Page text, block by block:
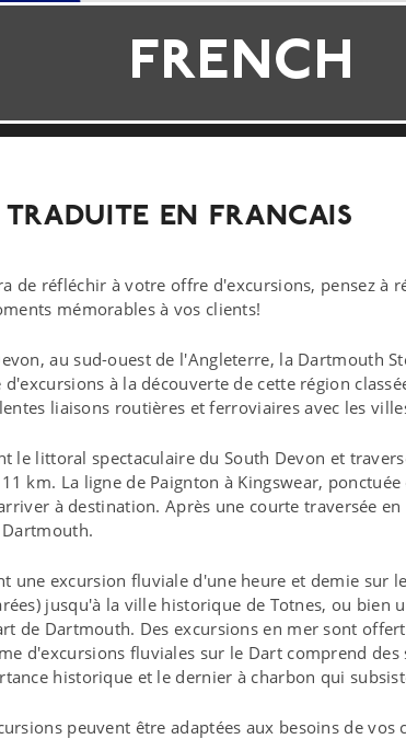
FRENCH
EN FRANCAIS
de réfléchir à votre offre d'excursions, pensez à
mémorables à vos clients!
au sud-ouest de l'Angleterre, la Dartmouth
à la découverte de cette région
liaisons routières et ferroviaires avec les
le littoral spectaculaire du South Devon et
km. La ligne de Paignton à Kingswear,
à destination. Après une courte traversée
une excursion fluviale d'une heure et demie sur
jusqu'à la ville historique de Totnes, ou bien
de Dartmouth. Des excursions en mer sont
d'excursions fluviales sur le Dart comprend des
historique et le dernier à charbon qui
peuvent être adaptées aux besoins de